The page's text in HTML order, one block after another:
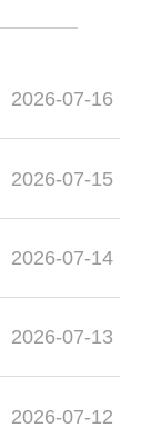
2026-07-16
2026-07-15
2026-07-14
2026-07-13
2026-07-12